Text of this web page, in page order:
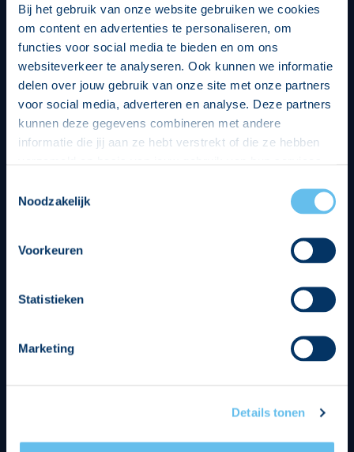
Bij het gebruik van onze website gebruiken we cookies
om content en advertenties te personaliseren, om
functies voor social media te bieden en om ons
websiteverkeer te analyseren. Ook kunnen we informatie
delen over jouw gebruik van onze site met onze partners
voor social media, adverteren en analyse. Deze partners
kunnen deze gegevens combineren met andere
informatie die jij aan ze hebt verstrekt of die ze hebben
op een veilige en integere wijze. Je kunt je toestemming
beheren op de privacy- en cookieverklaring pagina.
Noodzakelijk
Voorkeuren
Statistieken
Marketing
Details tonen
Divisie partners